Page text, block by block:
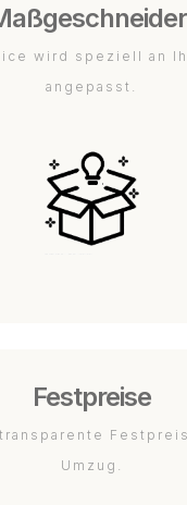
wird speziell an
angepasst.
Festpreise
Umzug.